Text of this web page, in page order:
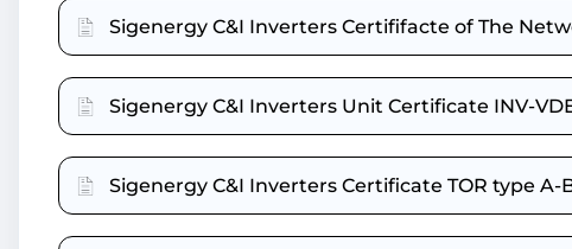
Sigenergy C&I Inverters Certififacte of The
Sigenergy C&I Inverters Unit Certificate INV-
Sigenergy C&I Inverters Certificate TOR type A-